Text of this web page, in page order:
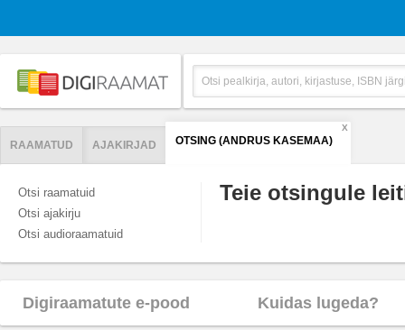
RAAMATUD AJAKIRJAD OTSING (ANDRUS KASEMAA)
X
Otsi raamatuid
Otsi ajakirju
Otsi audioraamatuid
Teie otsingule
Digiraamatute e-pood Kuidas lugeda?